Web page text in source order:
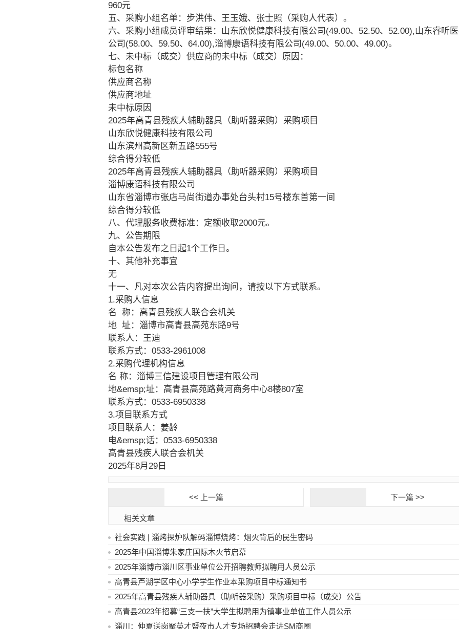
960元
五、采购小组名单：步洪伟、王玉娥、张士照（采购人代表）。
六、采购小组成员评审结果：山东欣悦健康科技有限公司(49.00、52.50、52.00),山东睿听
公司(58.00、59.50、64.00),淄博康语科技有限公司(49.00、50.00、49.00)。
七、未中标（成交）供应商的未中标（成交）原因：
标包名称
供应商名称
供应商地址
未中标原因
2025年高青县残疾人辅助器具（助听器采购）采购项目
山东欣悦健康科技有限公司
山东滨州高新区新五路555号
综合得分较低
2025年高青县残疾人辅助器具（助听器采购）采购项目
淄博康语科技有限公司
山东省淄博市张店马尚街道办事处台头村15号楼东首第一间
综合得分较低
八、代理服务收费标准：定额收取2000元。
九、公告期限
自本公告发布之日起1个工作日。
十、其他补充事宜
无
十一、凡对本次公告内容提出询问，请按以下方式联系。
1.采购人信息
名 称：高青县残疾人联合会机关
地 址：淄博市高青县高苑东路9号
联系人：王迪
联系方式：0533-2961008
2.采购代理机构信息
名 称：淄博三信建设项目管理有限公司
地&emsp;址：高青县高苑路黄河商务中心8楼807室
联系方式：0533-6950338
3.项目联系方式
项目联系人：姜龄
电&emsp;话：0533-6950338
高青县残疾人联合会机关
2025年8月29日
<< 上一篇 下一篇 >>
相关文章
社会实践 | 淄烤探炉队解码淄博烧烤：烟火背后的民生密码
2025年中国淄博朱家庄国际木火节启幕
2025年淄博市淄川区事业单位公开招聘教师拟聘用人员公示
高青县芦湖学区中心小学学生作业本采购项目中标通知书
2025年高青县残疾人辅助器具（助听器采购）采购项目中标（成交）公告
高青县2023年招募“三支一扶”大学生拟聘用为镇事业单位工作人员公示
淄川：仲夏送岗聚英才暨夜市人才专场招聘会走进SM商圈